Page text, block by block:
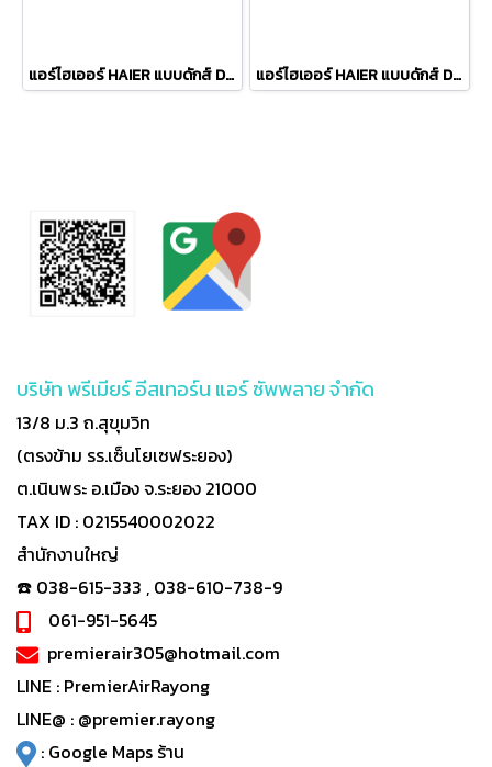
แอร์ไฮเออร์ HAIER แบบดักส์ DUCT TYPE รุ่น HDI-48ASR32 DUCT Inverter ขนาด 48,442BTU มอก รีโมทมีสาย เฉพาะเครื่อง R-32 แอร์ไฮเออร์ HAIER แบบดักส์ DUCT TYPE รุ่น HDI-48ATR32 DUCT Inverter ขนาด 48,174BTU#5 380V รีโมทมีสาย เฉพาะเครื่อง R-32
บริษัท พรีเมียร์ อีสเทอร์น แอร์ ซัพพลาย จำกัด
13/8 ม.3 ถ.สุขุมวิท
(ตรงข้าม รร.เซ็นโยเซฟระยอง)
ต.เนินพระ อ.เมือง จ.ระยอง 21000
TAX ID : 0215540002022
สำนักงานใหญ่
☎️ 038-615-333 , 038-610-738-9
061-951-5645
premierair305@hotmail.com
LINE : PremierAirRayong
LINE@ : @premier.rayong
: Google Maps ร้าน